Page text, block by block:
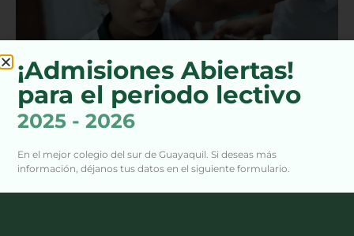
¡Admisiones Abiertas!
para el periodo lectivo
2025 - 2026
En el mejor colegio del sur de Guayaquil. Si deseas más
información, déjanos tus datos en el siguiente formulario.